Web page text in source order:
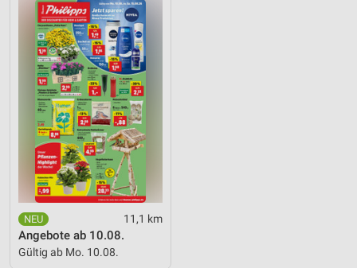
11,1 km
Angebote ab 10.08.
Gültig ab Mo. 10.08.